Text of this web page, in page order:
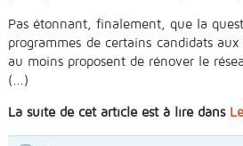
Pas étonnant, finalement, que la
programmes de certains candidats
au moins proposent de rénover le
(...)
La suite de cet article est à lire dans